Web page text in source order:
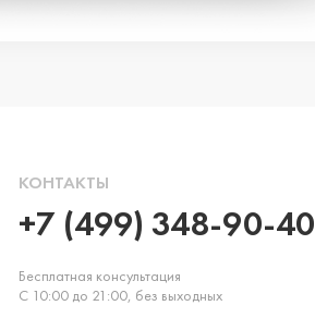
КОНТАКТЫ
+7 (499) 348-90-40
Бесплатная консультация
С 10:00 до 21:00, без выходных